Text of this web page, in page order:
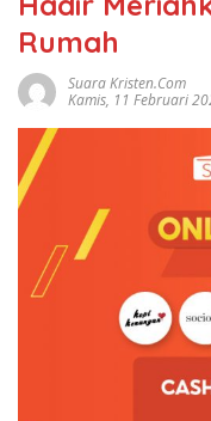
Rumah
Suara Kristen.com
Kamis, 11 Februari